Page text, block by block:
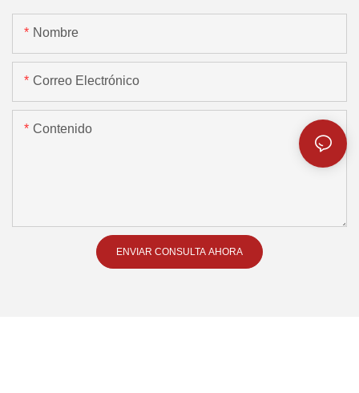
Nombre
Correo Electrónico
Contenido
ENVIAR CONSULTA AHORA